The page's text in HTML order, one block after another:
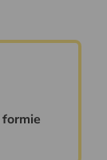
formie